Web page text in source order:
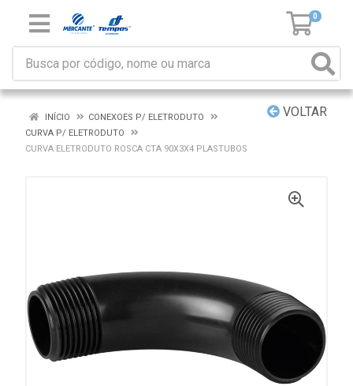
0
VOLTAR
INÍCIO
CONEXOES P/ ELETRODUTO
CURVA P/ ELETRODUTO
CURVA ELETRODUTO ROSCA CTA 90X3X4 PLASTUBOS